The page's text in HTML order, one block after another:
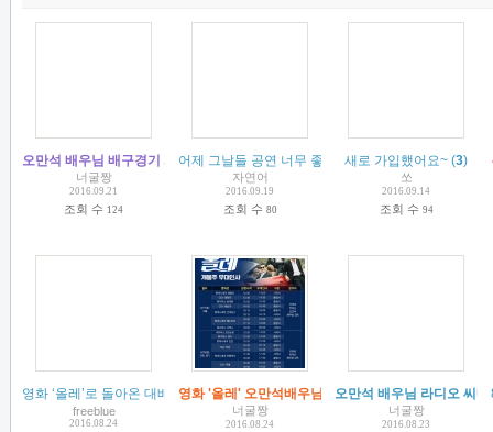
오만석 배우님 배구경기 시구 참여 예정입니다. (1 )
너굴짱
2016.09.21
조회 수 124
어제 그날들 공연 너무 좋았어욥ㅎㅎㅎㅎ (3)
자연어
2016.09.19
조회 수 80
새로 가입했어요~ (3)
쏘
2016.09.14
조회 수 94
영화 ‘올레’로 돌아온 대배우 신하균, 박희순, 오만석 - cosmopolitan 2016. 08. (
freeblue
2016.08.24
영화 '올레' 오만석배우님 무대인사 일정~!! (1)
너굴짱
2016.08.24
오만석 배우님 라디오 씨
너굴짱
2016.08.23